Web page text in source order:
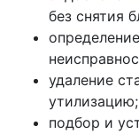
без снятия
удаление
утилизацию;
подбор и